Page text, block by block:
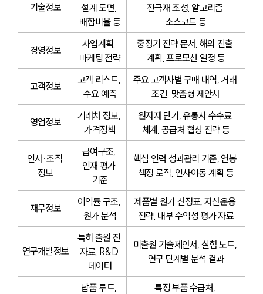
기술정보
설계 도면,
배합비율 등
전극재 조성, 알고리즘
소스코드 등
경영정보
사업계획,
마케팅 전략
중장기 전략 문서, 해외 진출
계획, 프로모션 일정 등
고객정보
고객 리스트,
수요 예측
주요 고객사별 구매 내역, 거래
조건, 맞춤형 제안서
영업정보
거래처 정보,
가격정책
원자재 단가, 유통사 수수료
체계, 공급처 협상 전략 등
인사·조직
정보
급여구조,
인재 평가
기준
핵심 인력 성과관리 기준, 연봉
책정 로직, 인사이동 계획 등
재무정보
이익률 구조,
원가 분석
제품별 원가 산정표, 자산운용
전략, 내부 수익성 평가 자료
연구개발정보
특허 출원 전
자료, R&D
데이터
미출원 기술제안서, 실험 노트,
연구 단계별 분석 결과
납품 루트,
특정 부품 수급처,